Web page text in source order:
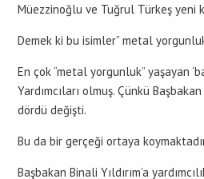
Müezzinoğlu ve Tuğrul Türkeş yeni
Demek ki bu isimler” metal
En çok “metal yorgunluk” yaşayan
Yardımcıları olmuş. Çünkü Başbakan
dördü değişti.
Bu da bir gerçeği ortaya
Başbakan Binali Yıldırım’a